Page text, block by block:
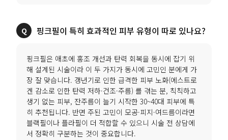
핑크필이 특히 효과적인 피부 유형이 따로 있나요?
핑크필은 애초에 홍조 개선과 탄력 회복을 동시에 잡기 위
해 설계된 시술이라 이 두 가지가 동시에 고민인 분에게 가
장 잘 맞습니다. 갱년기로 인한 급격한 피부 노화(에스트로
겐 감소로 인한 탄력 저하·건조·주름) 를 겪는 분, 칙칙하고
생기 없는 피부, 잔주름이 늘기 시작한 30~40대 피부에 특
히 추천됩니다. 반면 주된 고민이 모공·피지·여드름이라면
블랙필이나 플라필이 더 적합할 수 있으니 시술 전 상담에
서 정확히 구분하는 것이 중요합니다.